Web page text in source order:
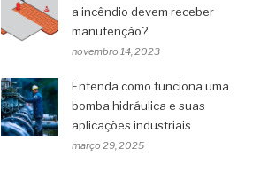
a incêndio devem receber
manutenção?
novembro 14, 2023
Entenda como funciona uma
bomba hidráulica e suas
aplicações industriais
março 29, 2025